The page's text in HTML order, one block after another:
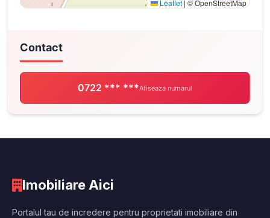
Leaflet | © OpenStreetMap
Contact
0722 *** ***Afiseaza numarul
Imobiliare Aici
Portalul tau de incredere pentru proprietati imobiliare din